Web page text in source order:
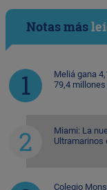
Notas más
Meliá gana
79,4
Miami: La
Ultramarinos
Colegio